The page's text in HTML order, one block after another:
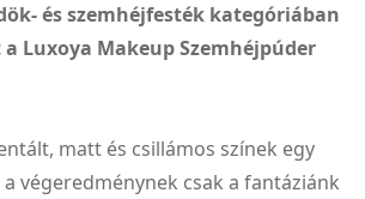
és szemhéjfesték kategóriában
Luxoya Makeup Szemhéjpúder
matt és csillámos színek egy
végeredménynek csak a fantáziánk